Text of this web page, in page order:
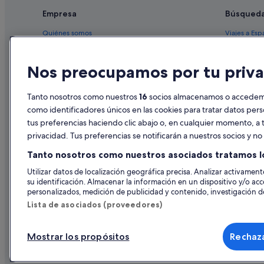
Empresa
Quiénes somos
Anuncia tu alojamiento
Prensa
Viajes a
Alquileres
Vuelos
Alquiler de
© 2026 Expedia, Inc., una empresa de Expedia Group. Todos los
Nos preocupamos por tu
Tanto nosotros como nuestros16 socios almacenamos o
como identificadores únicos en las cookies para tratar datos
tus preferencias haciendo clic abajo o, en cualquier momento,
privacidad. Tus preferencias se notificarán a nuestros socios y
Tanto nosotros como nuestros asociados tratamos
Utilizar datos de localización geográfica precisa. Analizar
su identificación. Almacenar la información en un dispositivo y/o
personalizados, medición de publicidad y contenido, investigación
Lista de asociados (proveedores)
Mostrar los propósitos